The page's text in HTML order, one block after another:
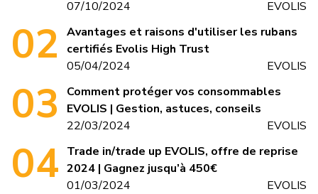
07/10/2024
EVOLIS
Avantages et raisons d'utiliser les rubans
certifiés Evolis High Trust
05/04/2024
EVOLIS
Comment protéger vos consommables
EVOLIS | Gestion, astuces, conseils
22/03/2024
EVOLIS
Trade in/trade up EVOLIS, offre de reprise
2024 | Gagnez jusqu’à 450€
01/03/2024
EVOLIS